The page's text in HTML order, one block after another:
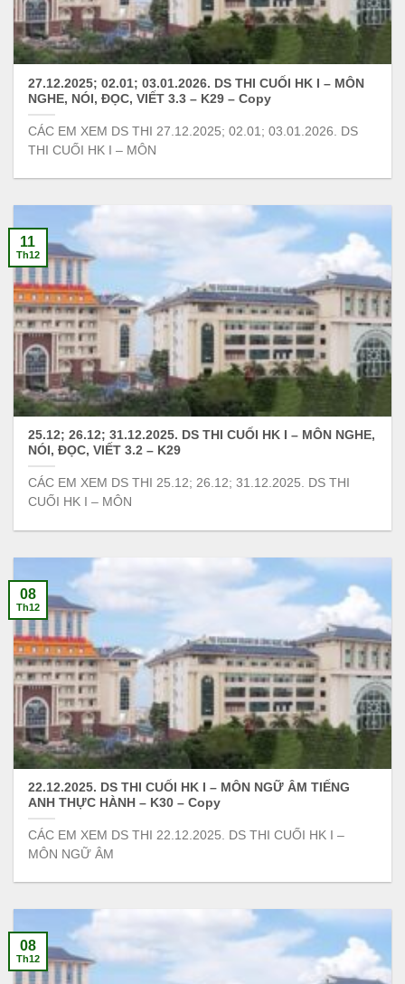
27.12.2025; 02.01; 03.01.2026. DS THI CUỐI HK I – MÔN
NGHE, NÓI, ĐỌC, VIẾT 3.3 – K29 – Copy
CÁC EM XEM DS THI 27.12.2025; 02.01; 03.01.2026. DS
THI CUỐI HK I – MÔN
25.12; 26.12; 31.12.2025. DS THI CUỐI HK I – MÔN NGHE,
NÓI, ĐỌC, VIẾT 3.2 – K29
CÁC EM XEM DS THI 25.12; 26.12; 31.12.2025. DS THI
CUỐI HK I – MÔN
11
Th12
22.12.2025. DS THI CUỐI HK I – MÔN NGỮ ÂM TIẾNG
ANH THỰC HÀNH – K30 – Copy
CÁC EM XEM DS THI 22.12.2025. DS THI CUỐI HK I –
MÔN NGỮ ÂM
08
Th12
08
Th12